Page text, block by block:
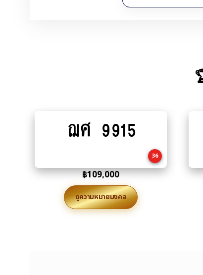
Add
to
ฌศ 9915
36
฿109,000
ดูความหมายมงคล